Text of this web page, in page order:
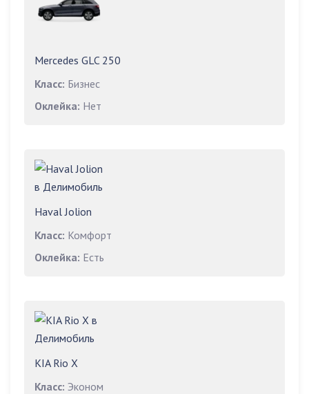
Mercedes GLC 250
Класс: Бизнес
Оклейка: Нет
Haval Jolion
Класс: Комфорт
Оклейка: Есть
KIA Rio X
Класс: Эконом